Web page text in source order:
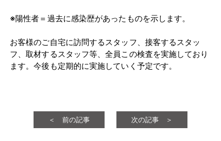
※陽性者＝過去に感染歴があったものを示します。
お客様のご自宅に訪問するスタッフ、接客するスタッ
フ、取材するスタッフ等、全員この検査を実施しており
ます。今後も定期的に実施していく予定です。
＜ 前の記事 次の記事 ＞